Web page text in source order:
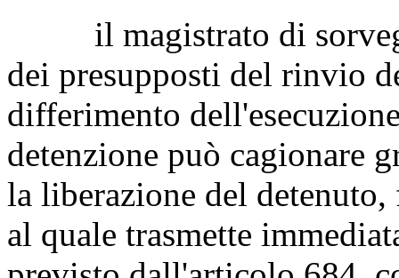
il magistrato di
dei presupposti del rinvio
differimento
detenzione può cagionare
la liberazione del
al quale trasmette